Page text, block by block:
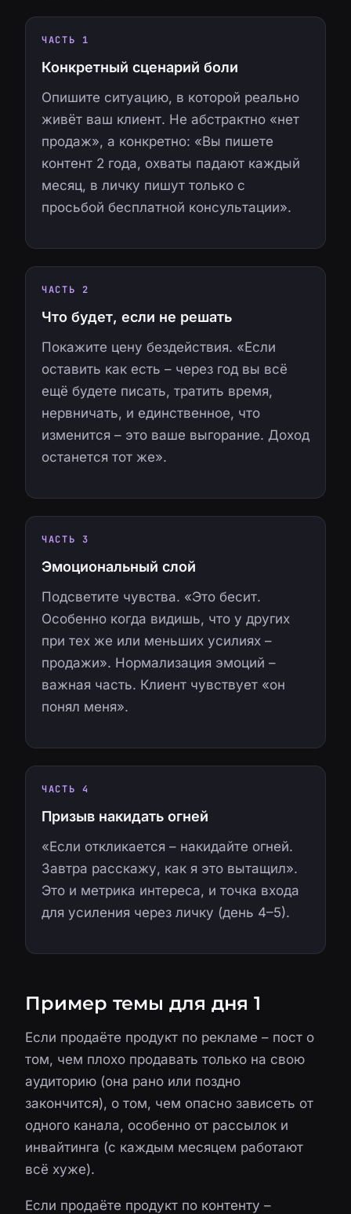
ЧАСТЬ 1
Конкретный сценарий боли
Опишите ситуацию, в которой реально
живёт ваш клиент. Не абстрактно «нет
продаж», а конкретно: «Вы пишете
контент 2 года, охваты падают каждый
месяц, в личку пишут только с
просьбой бесплатной консультации».
ЧАСТЬ 2
Что будет, если не решать
Покажите цену бездействия. «Если
оставить как есть – через год вы всё
ещё будете писать, тратить время,
нервничать, и единственное, что
изменится – это ваше выгорание. Доход
останется тот же».
ЧАСТЬ 3
Эмоциональный слой
Подсветите чувства. «Это бесит.
Особенно когда видишь, что у других
при тех же или меньших усилиях –
продажи». Нормализация эмоций –
важная часть. Клиент чувствует «он
понял меня».
ЧАСТЬ 4
Призыв накидать огней
«Если откликается – накидайте огней.
Завтра расскажу, как я это вытащил».
Это и метрика интереса, и точка входа
для усиления через личку (день 4–5).
Пример темы для дня 1
Если продаёте продукт по рекламе – пост о
том, чем плохо продавать только на свою
аудиторию (она рано или поздно
закончится), о том, чем опасно зависеть от
одного канала, особенно от рассылок и
инвайтинга (с каждым месяцем работают
всё хуже).
Если продаёте продукт по контенту –